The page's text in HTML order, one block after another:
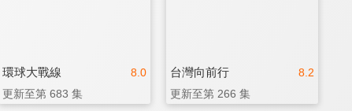
8.0
環球大戰線
更新至第 683 集
8.2
台灣向前行
更新至第 266 集